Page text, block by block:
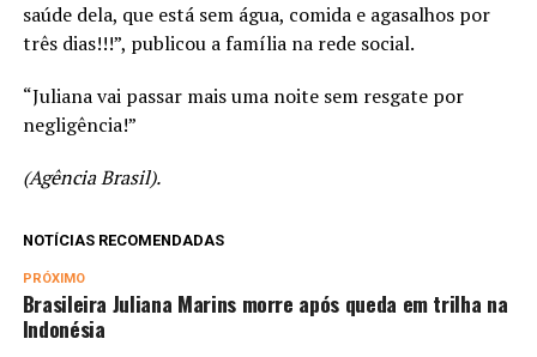
saúde dela, que está sem água, comida e agasalhos por
três dias!!!”, publicou a família na rede social.
“Juliana vai passar mais uma noite sem resgate por
negligência!”
(Agência Brasil).
NOTÍCIAS RECOMENDADAS
PRÓXIMO
Brasileira Juliana Marins morre após queda em trilha na
Indonésia